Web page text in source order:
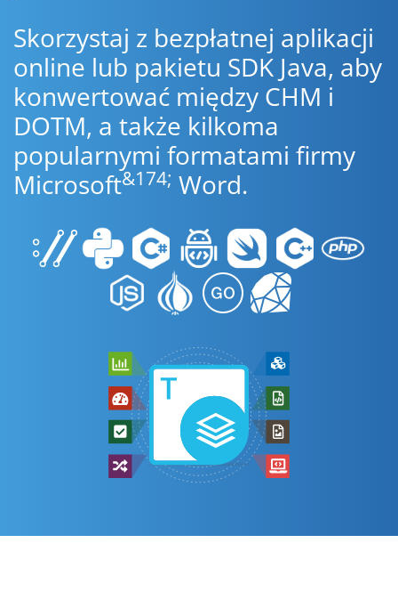
Skorzystaj z bezpłatnej aplikacji
online lub pakietu SDK Java, aby
konwertować między CHM i
DOTM, a także kilkoma
popularnymi formatami firmy
Microsoft&174; Word.